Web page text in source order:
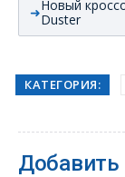
Новый
Duster
КАТЕГОРИЯ: